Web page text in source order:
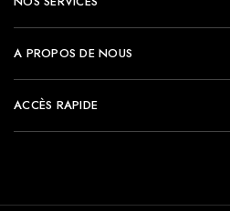
A PROPOS DE NOUS
ACCÈS RAPIDE